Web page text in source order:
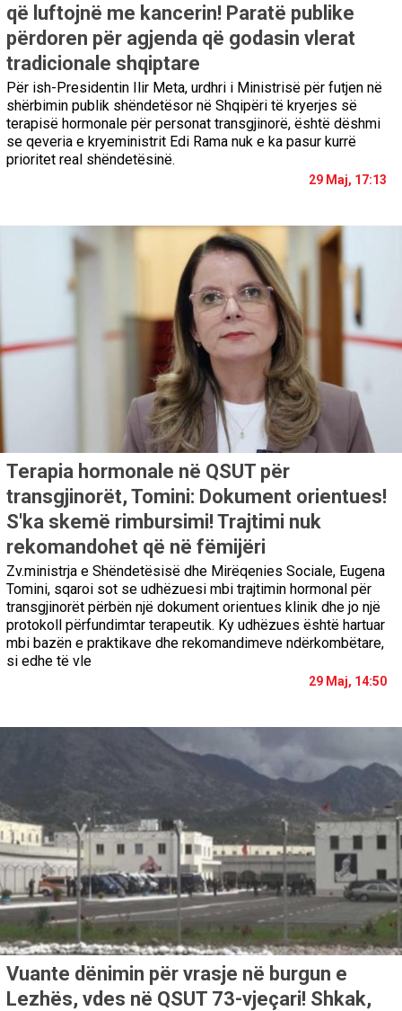
që luftojnë me kancerin! Paratë publike
përdoren për agjenda që godasin vlerat
tradicionale shqiptare
Për ish-Presidentin Ilir Meta, urdhri i Ministrisë për futjen në
shërbimin publik shëndetësor në Shqipëri të kryerjes së
terapisë hormonale për personat transgjinorë, është dëshmi
se qeveria e kryeministrit Edi Rama nuk e ka pasur kurrë
prioritet real shëndetësinë.
29 Maj, 17:13
Terapia hormonale në QSUT për
transgjinorët, Tomini: Dokument orientues!
S'ka skemë rimbursimi! Trajtimi nuk
rekomandohet që në fëmijëri
Zv.ministrja e Shëndetësisë dhe Mirëqenies Sociale, Eugena
Tomini, sqaroi sot se udhëzuesi mbi trajtimin hormonal për
transgjinorët përbën një dokument orientues klinik dhe jo një
protokoll përfundimtar terapeutik. Ky udhëzues është hartuar
mbi bazën e praktikave dhe rekomandimeve ndërkombëtare,
si edhe të vle
29 Maj, 14:50
Vuante dënimin për vrasje në burgun e
Lezhës, vdes në QSUT 73-vjeçari! Shkak,